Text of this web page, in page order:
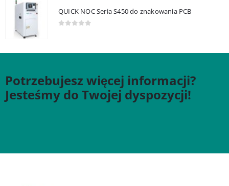
QUICK NOC Seria S450 do znakowania PCB
Potrzebujesz więcej informacji?
Jesteśmy do Twojej dyspozycji!